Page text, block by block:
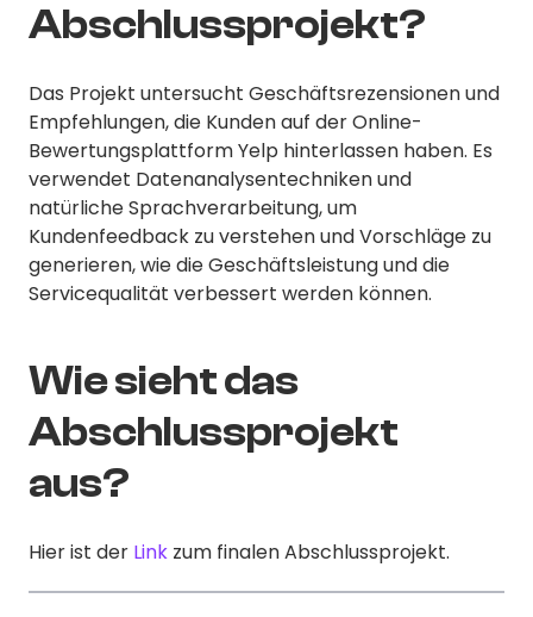
Abschlussprojekt?
Das Projekt untersucht Geschäftsrezensionen und
Empfehlungen, die Kunden auf der Online-
Bewertungsplattform Yelp hinterlassen haben. Es
verwendet Datenanalysentechniken und
natürliche Sprachverarbeitung, um
Kundenfeedback zu verstehen und Vorschläge zu
generieren, wie die Geschäftsleistung und die
Servicequalität verbessert werden können.
Wie sieht das
Abschlussprojekt
aus?
Hier ist der Link zum finalen Abschlussprojekt.